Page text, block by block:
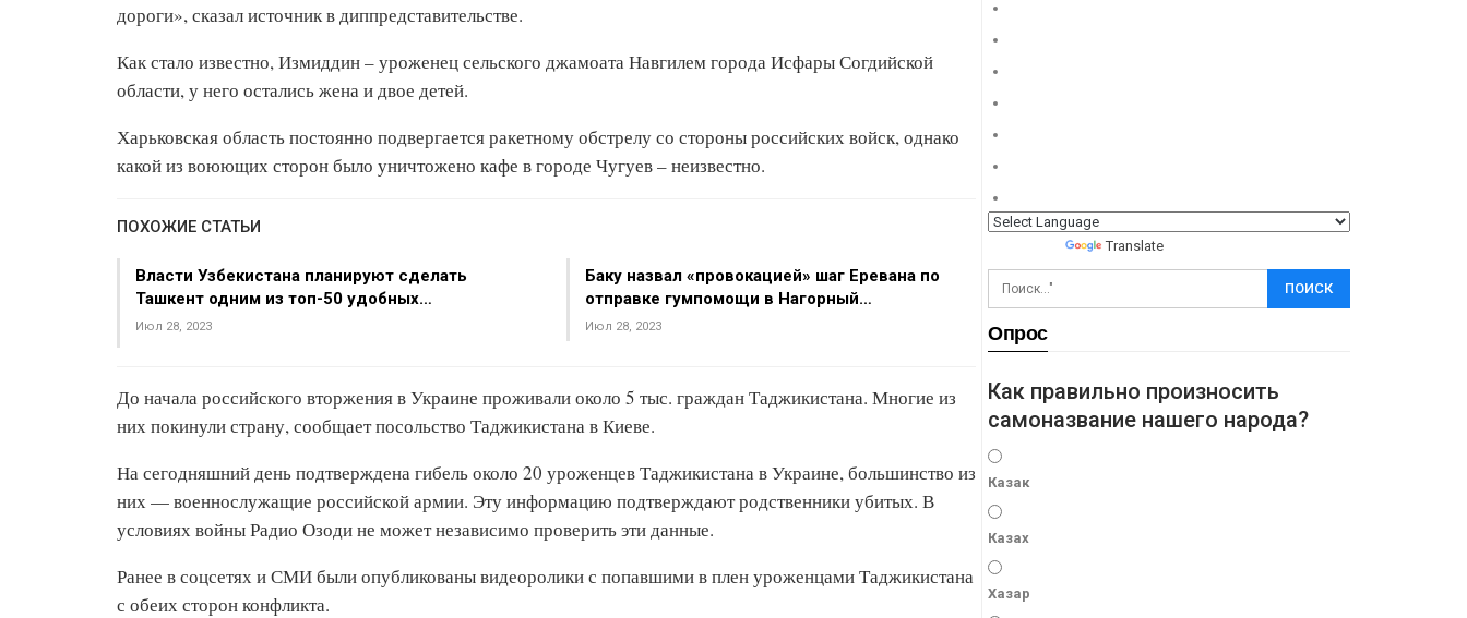
дороги», сказал источник в диппредставительстве.
Как стало известно, Измиддин – уроженец сельского джамоата Навгилем города Исфары Согдийской
области, у него остались жена и двое детей.
Харьковская область постоянно подвергается ракетному обстрелу со стороны российских войск, однако
какой из воюющих сторон было уничтожено кафе в городе Чугуев – неизвестно.
ПОХОЖИЕ СТАТЬИ
Власти Узбекистана планируют сделать
Ташкент одним из топ-50 удобных…
Июл 28, 2023
Баку назвал «провокацией» шаг Еревана по
отправке гумпомощи в Нагорный…
Июл 28, 2023
До начала российского вторжения в Украине проживали около 5 тыс. граждан Таджикистана. Многие из
них покинули страну, сообщает посольство Таджикистана в Киеве.
На сегодняшний день подтверждена гибель около 20 уроженцев Таджикистана в Украине, большинство из
них — военнослужащие российской армии. Эту информацию подтверждают родственники убитых. В
условиях войны Радио Озоди не может независимо проверить эти данные.
Ранее в соцсетях и СМИ были опубликованы видеоролики с попавшими в плен уроженцами Таджикистана
с обеих сторон конфликта.
Translate
Опрос
Как правильно произносить
самоназвание нашего народа?
Казак
Казах
Хазар